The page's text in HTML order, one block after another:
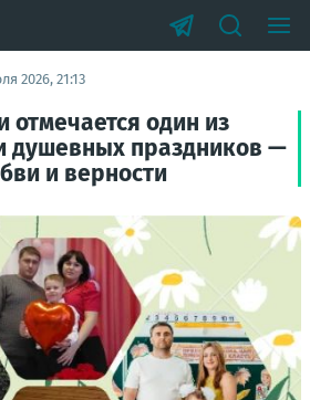
2026, 21:13
отмечается один из
душевных праздников —
и верности